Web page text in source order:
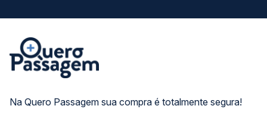
Na Quero Passagem sua compra é totalmente segura!